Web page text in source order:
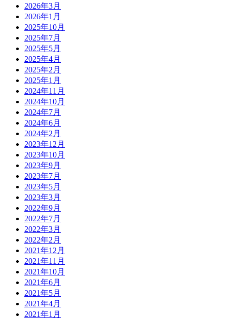
2026年3月
2026年1月
2025年10月
2025年7月
2025年5月
2025年4月
2025年2月
2025年1月
2024年11月
2024年10月
2024年7月
2024年6月
2024年2月
2023年12月
2023年10月
2023年9月
2023年7月
2023年5月
2023年3月
2022年9月
2022年7月
2022年3月
2022年2月
2021年12月
2021年11月
2021年10月
2021年6月
2021年5月
2021年4月
2021年1月